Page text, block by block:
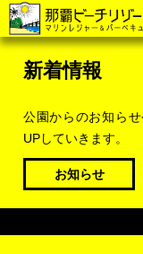
新着情報
公園からのお知ら
UPしていきます。
お知らせ